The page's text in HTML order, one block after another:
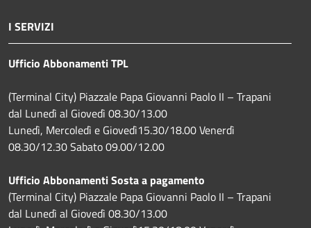
I SERVIZI
Ufficio Abbonamenti TPL
(Terminal City) Piazzale Papa Giovanni Paolo II – Trapani
dal Lunedì al Giovedì 08.30/13.00
Lunedì, Mercoledì e Giovedì15.30/18.00 Venerdì
08.30/12.30 Sabato 09.00/12.00
Ufficio Abbonamenti Sosta a pagamento
(Terminal City) Piazzale Papa Giovanni Paolo II – Trapani
dal Lunedì al Giovedì 08.30/13.00